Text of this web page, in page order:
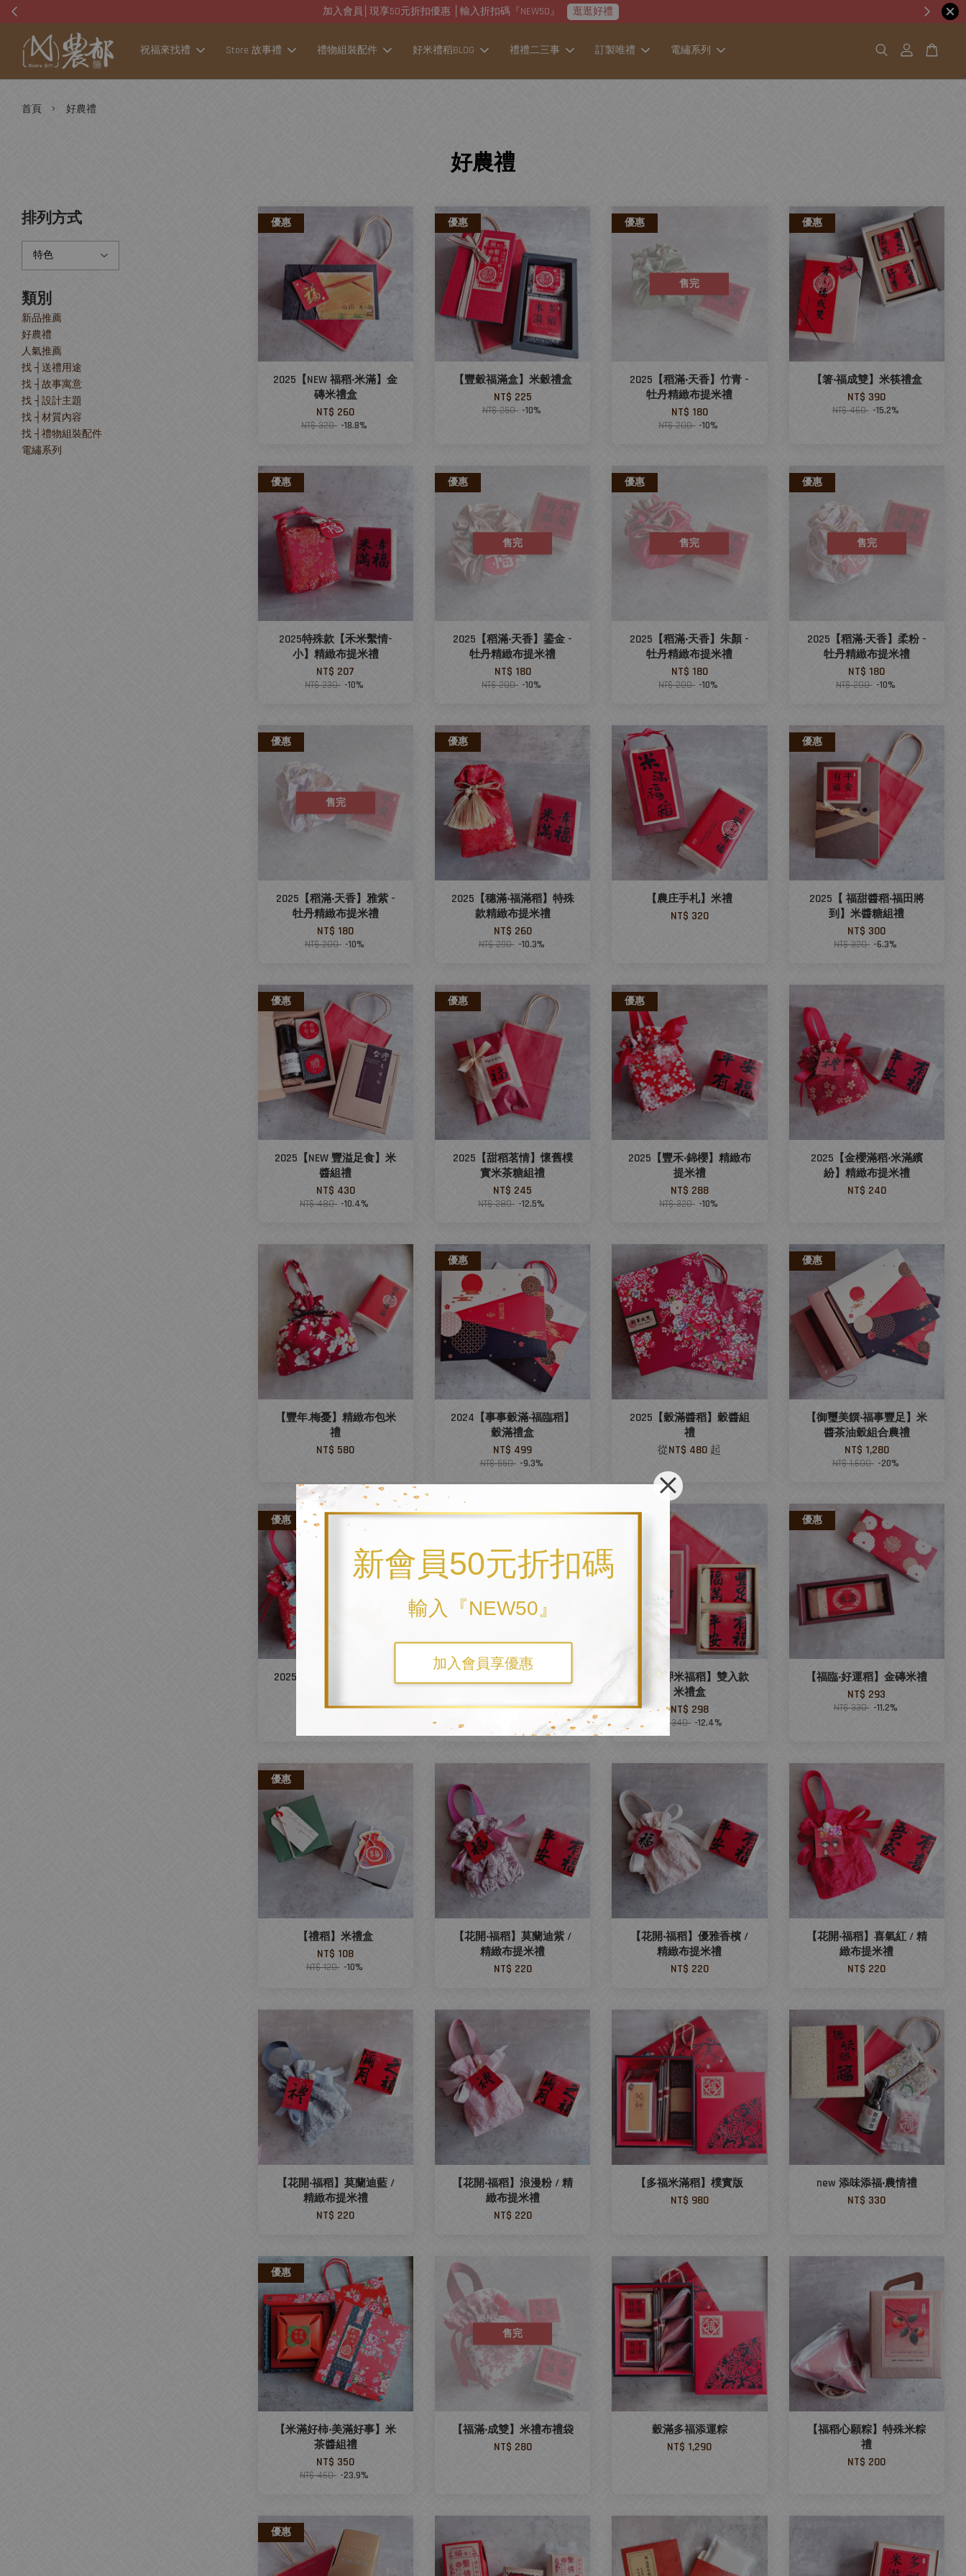
新會員50元折扣碼
輸入『NEW50』
加入會員享優惠
加入會員│現享50元折扣優惠 │輸入折扣碼『NEW50』 逛逛好禮
祝福來找禮 Store 故事禮 禮物組裝配件 好米禮稻BLOG 禮禮二三事 訂製唯禮 電繡系列
首頁 › 好農禮
好農禮
排列方式
類別
新品推薦
好農禮
人氣推薦
找 ┤送禮用途
找 ┤故事寓意
找 ┤設計主題
找 ┤材質內容
找 ┤禮物組裝配件
電繡系列
優惠
2025【NEW 福稻‧米滿】金
磚米禮盒
NT$ 260
NT$ 320 -18.8%
優惠
【豐穀福滿盒】米穀禮盒
NT$ 225
NT$ 250 -10%
優惠
售完
2025【稻滿‧天香】竹青 -
牡丹精緻布提米禮
NT$ 180
NT$ 200 -10%
優惠
【箸‧福成雙】米筷禮盒
NT$ 390
NT$ 460 -15.2%
優惠
2025特殊款【禾米繫情-
小】精緻布提米禮
NT$ 207
NT$ 230 -10%
優惠
售完
2025【稻滿‧天香】鎏金 -
牡丹精緻布提米禮
NT$ 180
NT$ 200 -10%
優惠
售完
2025【稻滿‧天香】朱顏 -
牡丹精緻布提米禮
NT$ 180
NT$ 200 -10%
優惠
售完
2025【稻滿‧天香】柔粉 -
牡丹精緻布提米禮
NT$ 180
NT$ 200 -10%
優惠
售完
2025【稻滿‧天香】雅紫 -
牡丹精緻布提米禮
NT$ 180
NT$ 200 -10%
優惠
2025【穗滿‧福滿稻】特殊
款精緻布提米禮
NT$ 260
NT$ 290 -10.3%
【農庄手札】米禮
NT$ 320
優惠
2025【 福甜醬稻‧福田將
到】米醬糖組禮
NT$ 300
NT$ 320 -6.3%
優惠
2025【NEW 豐溢足食】米
醬組禮
NT$ 430
NT$ 480 -10.4%
優惠
2025【甜稻茗情】懷舊樸
實米茶糖組禮
NT$ 245
NT$ 280 -12.5%
優惠
2025【豐禾‧錦櫻】精緻布
提米禮
NT$ 288
NT$ 320 -10%
2025【金櫻滿稻‧米滿繽
紛】精緻布提米禮
NT$ 240
【豐年.梅憂】精緻布包米
禮
NT$ 580
優惠
2024【事事穀滿‧福臨稻】
穀滿禮盒
NT$ 499
NT$ 550 -9.3%
2025【穀滿醬稻】穀醬組
禮
從NT$ 480 起
優惠
【御璽美饌‧福事豐足】米
醬茶油穀組合農禮
NT$ 1,280
NT$ 1,600 -20%
優惠
2025【豐禾‧芳華】精緻布
NT$ 288
優惠
NT$ 288
【new 呷米福稻】雙入款
米禮盒
NT$ 298
NT$ 340 -12.4%
優惠
【福臨‧好運稻】金磚米禮
NT$ 293
NT$ 330 -11.2%
優惠
【禮稻】米禮盒
NT$ 108
NT$ 120 -10%
【花開‧福稻】莫蘭迪紫 /
精緻布提米禮
NT$ 220
【花開‧福稻】優雅香檳 /
精緻布提米禮
NT$ 220
【花開‧福稻】喜氣紅 / 精
緻布提米禮
NT$ 220
【花開‧福稻】莫蘭迪藍 /
精緻布提米禮
NT$ 220
【花開‧福稻】浪漫粉 / 精
緻布提米禮
NT$ 220
【多福米滿稻】樸實版
NT$ 980
new 添味添福‧農情禮
NT$ 330
優惠
【米滿好柿‧美滿好事】米
茶醬組禮
NT$ 350
NT$ 460 -23.9%
售完
【福滿‧成雙】米禮布禮袋
NT$ 280
穀滿多福添運粽
NT$ 1,290
【福稻心願粽】特殊米粽
禮
NT$ 200
優惠